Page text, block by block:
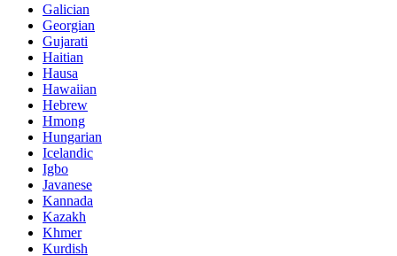
Galician
Georgian
Gujarati
Haitian
Hausa
Hawaiian
Hebrew
Hmong
Hungarian
Icelandic
Igbo
Javanese
Kannada
Kazakh
Khmer
Kurdish